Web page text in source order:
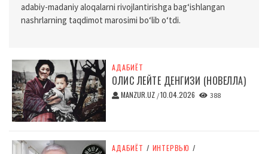
adabiy-madaniy aloqalarni rivojlantirishga bag‘ishlangan
nashrlarning taqdimot marosimi bo‘lib o‘tdi.
АДАБИЁТ
ОЛИС ЛЕЙТЕ ДЕНГИЗИ (НОВЕЛЛА)
MANZUR.UZ /10.04.2026 388
АДАБИЁТ / ИНТЕРВЬЮ /